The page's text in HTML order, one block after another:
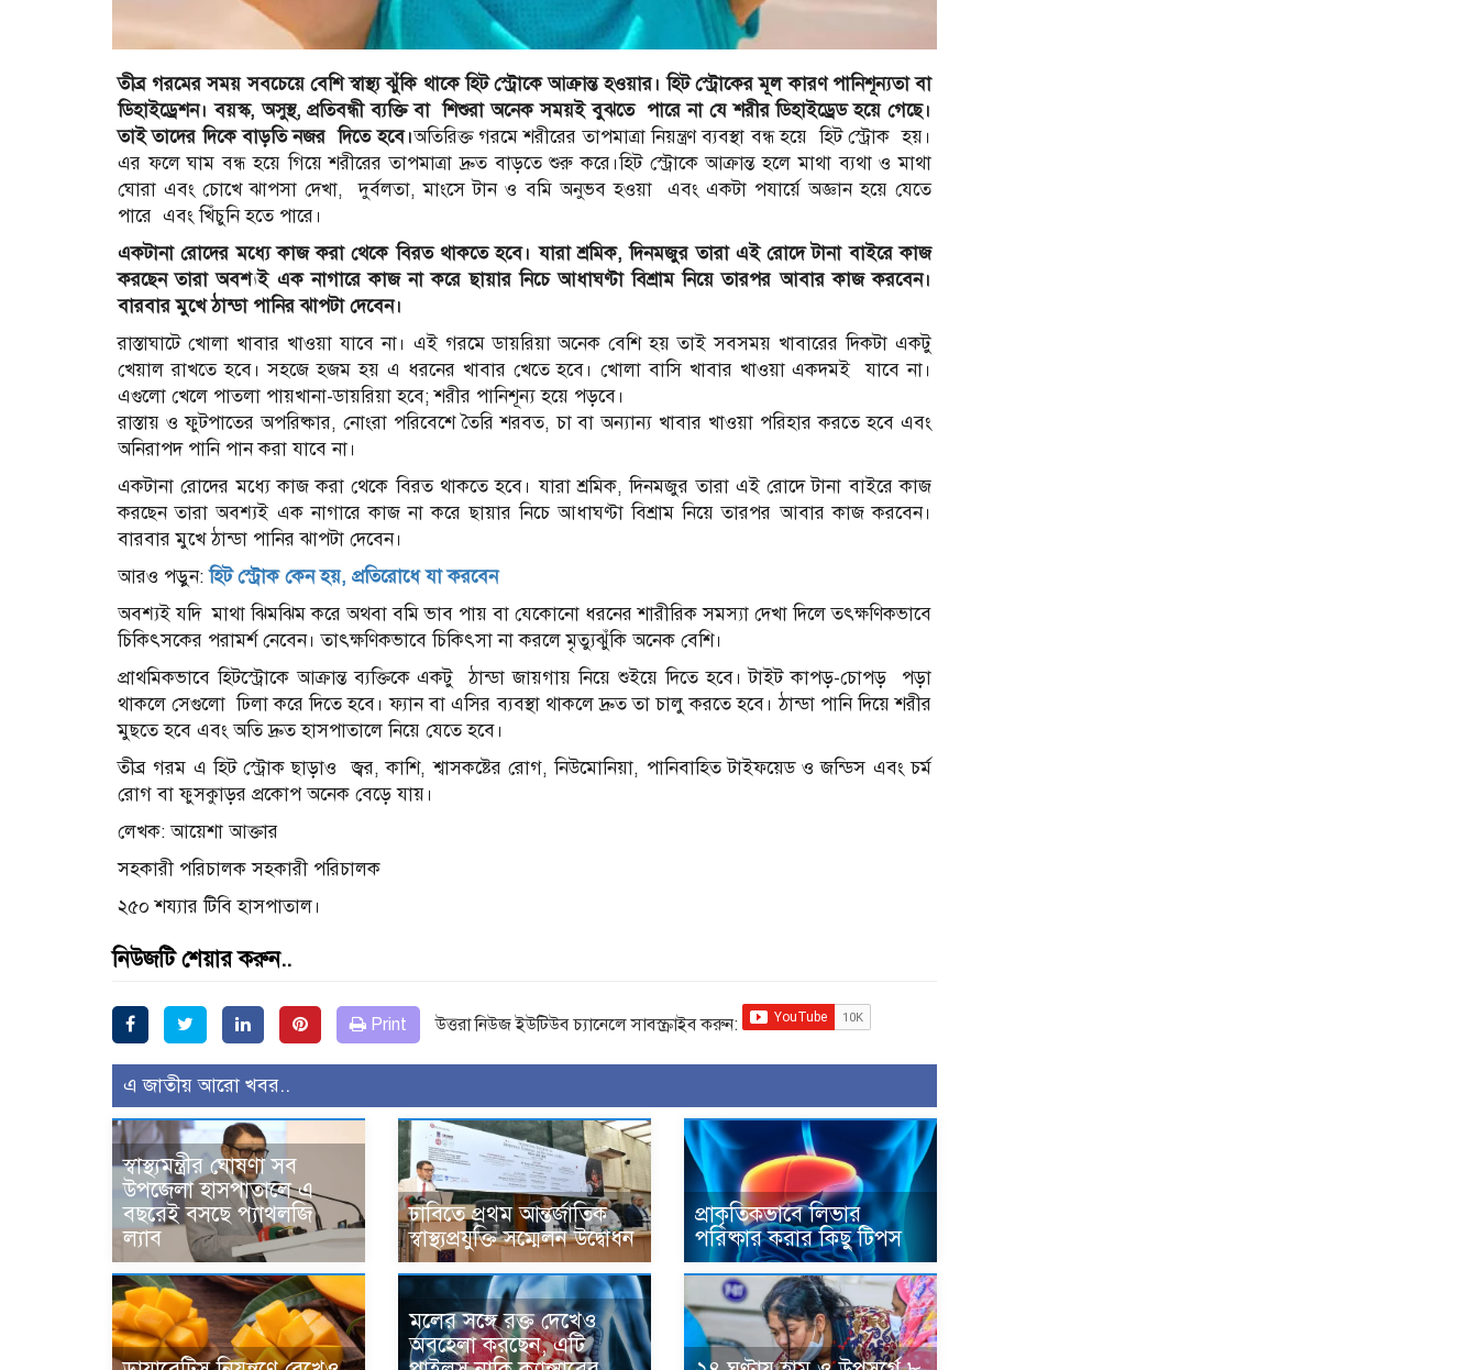
তীব্র গরমের সময় সবচেয়ে বেশি স্বাস্থ্য ঝুঁকি থাকে হিট স্ট্রোকে আক্রান্ত হওয়ার। হিট স্ট্রোকের মূল কারণ পানিশূন্যতা বা
ডিহাইড্রেশন। বয়স্ক, অসুস্থ, প্রতিবন্ধী ব্যক্তি বা শিশুরা অনেক সময়ই বুঝতে পারে না যে শরীর ডিহাইড্রেড হয়ে গেছে।
তাই তাদের দিকে বাড়তি নজর দিতে হবে।অতিরিক্ত গরমে শরীরের তাপমাত্রা নিয়ন্ত্রণ ব্যবস্থা বন্ধ হয়ে হিট স্ট্রোক হয়।
এর ফলে ঘাম বন্ধ হয়ে গিয়ে শরীরের তাপমাত্রা দ্রুত বাড়তে শুরু করে।হিট স্ট্রোকে আক্রান্ত হলে মাথা ব্যথা ও মাথা
ঘোরা এবং চোখে ঝাপসা দেখা, দুর্বলতা, মাংসে টান ও বমি অনুভব হওয়া এবং একটা পযার্য়ে অজ্ঞান হয়ে যেতে
পারে এবং খিঁচুনি হতে পারে।
একটানা রোদের মধ্যে কাজ করা থেকে বিরত থাকতে হবে। যারা শ্রমিক, দিনমজুর তারা এই রোদে টানা বাইরে কাজ
করছেন তারা অবশ্যই এক নাগারে কাজ না করে ছায়ার নিচে আধাঘণ্টা বিশ্রাম নিয়ে তারপর আবার কাজ করবেন।
বারবার মুখে ঠান্ডা পানির ঝাপটা দেবেন।
রাস্তাঘাটে খোলা খাবার খাওয়া যাবে না। এই গরমে ডায়রিয়া অনেক বেশি হয় তাই সবসময় খাবারের দিকটা একটু
খেয়াল রাখতে হবে। সহজে হজম হয় এ ধরনের খাবার খেতে হবে। খোলা বাসি খাবার খাওয়া একদমই যাবে না।
এগুলো খেলে পাতলা পায়খানা-ডায়রিয়া হবে; শরীর পানিশূন্য হয়ে পড়বে।
রাস্তায় ও ফুটপাতের অপরিষ্কার, নোংরা পরিবেশে তৈরি শরবত, চা বা অন্যান্য খাবার খাওয়া পরিহার করতে হবে এবং
অনিরাপদ পানি পান করা যাবে না।
একটানা রোদের মধ্যে কাজ করা থেকে বিরত থাকতে হবে। যারা শ্রমিক, দিনমজুর তারা এই রোদে টানা বাইরে কাজ
করছেন তারা অবশ্যই এক নাগারে কাজ না করে ছায়ার নিচে আধাঘণ্টা বিশ্রাম নিয়ে তারপর আবার কাজ করবেন।
বারবার মুখে ঠান্ডা পানির ঝাপটা দেবেন।
আরও পড়ুন:হিট স্ট্রোক কেন হয়, প্রতিরোধে যা করবেন
অবশ্যই যদি মাথা ঝিমঝিম করে অথবা বমি ভাব পায় বা যেকোনো ধরনের শারীরিক সমস্যা দেখা দিলে তৎক্ষণিকভাবে
চিকিৎসকের পরামর্শ নেবেন। তাৎক্ষণিকভাবে চিকিৎসা না করলে মৃত্যুঝুঁকি অনেক বেশি।
প্রাথমিকভাবে হিটস্ট্রোকে আক্রান্ত ব্যক্তিকে একটু ঠান্ডা জায়গায় নিয়ে শুইয়ে দিতে হবে। টাইট কাপড়-চোপড় পড়া
থাকলে সেগুলো ঢিলা করে দিতে হবে। ফ্যান বা এসির ব্যবস্থা থাকলে দ্রুত তা চালু করতে হবে। ঠান্ডা পানি দিয়ে শরীর
মুছতে হবে এবং অতি দ্রুত হাসপাতালে নিয়ে যেতে হবে।
তীব্র গরম এ হিট স্ট্রোক ছাড়াও জ্বর, কাশি, শ্বাসকষ্টের রোগ, নিউমোনিয়া, পানিবাহিত টাইফয়েড ও জন্ডিস এবং চর্ম
রোগ বা ফুসকুাড়র প্রকোপ অনেক বেড়ে যায়।
লেখক: আয়েশা আক্তার
সহকারী পরিচালক সহকারী পরিচালক
২৫০ শয্যার টিবি হাসপাতাল।
নিউজটি শেয়ার করুন..
Print উত্তরা নিউজ ইউটিউব চ্যানেলে সাবস্ক্রাইব করুন:
এ জাতীয় আরো খবর..
স্বাস্থ্যমন্ত্রীর ঘোষণা সব
উপজেলা হাসপাতালে এ
বছরেই বসছে প্যাথলজি
ল্যাব
ঢাবিতে প্রথম আন্তর্জাতিক
স্বাস্থ্যপ্রযুক্তি সম্মেলন উদ্বোধন
প্রাকৃতিকভাবে লিভার
পরিষ্কার করার কিছু টিপস
মলের সঙ্গে রক্ত দেখেও
অবহেলা করছেন, এটি